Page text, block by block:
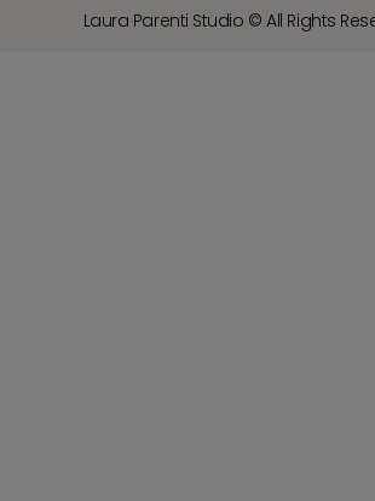
Laura Parenti Studio © All Rights